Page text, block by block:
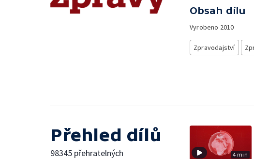
Obsah dílu
Vyrobeno 2010
Zpravodajství
Přehled dílů
98345 přehratelných 4 min